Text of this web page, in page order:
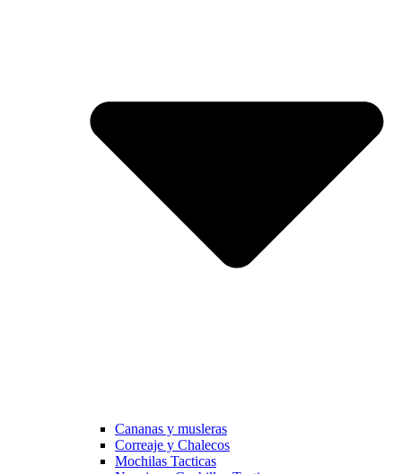
Cananas y musleras
Correaje y Chalecos
Mochilas Tacticas